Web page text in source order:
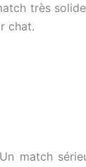
très
chat.
match